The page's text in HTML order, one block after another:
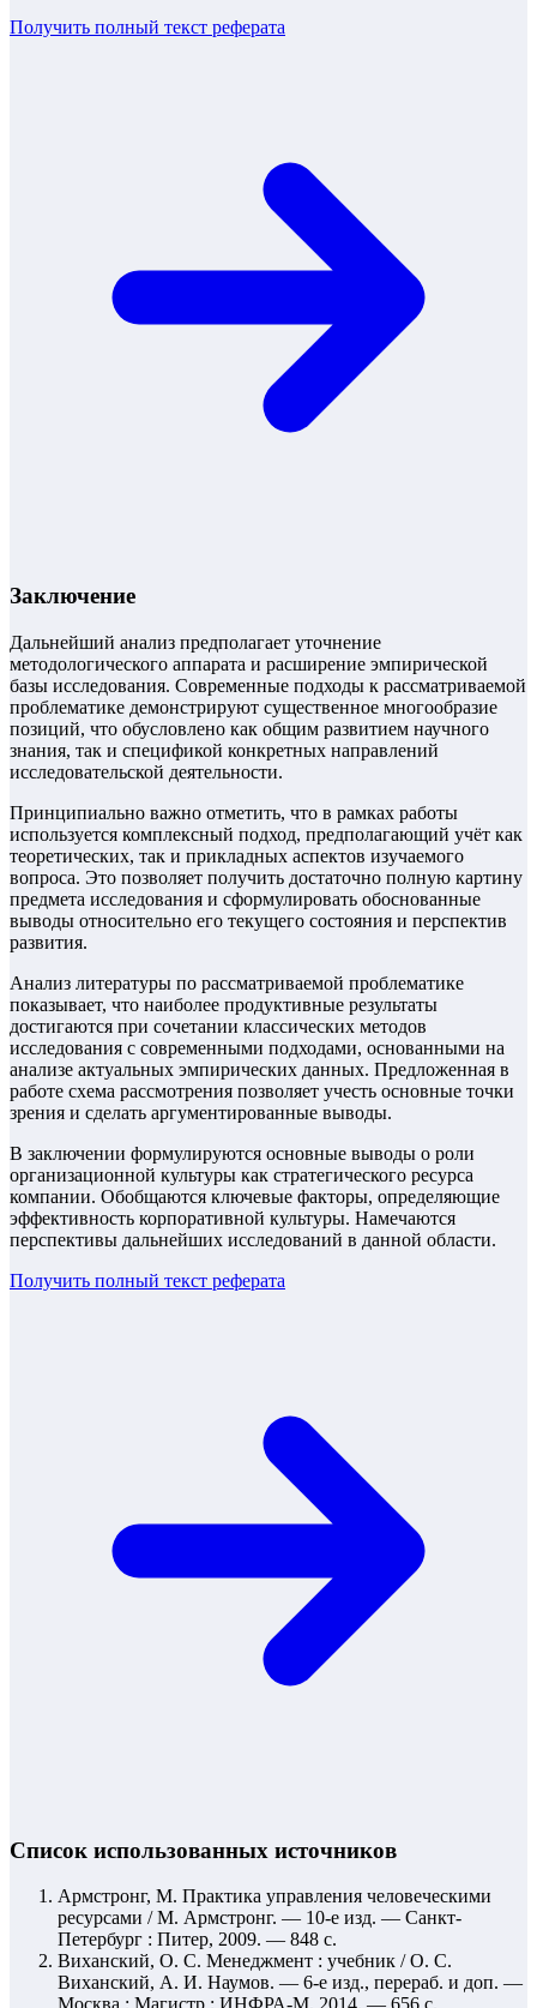
Получить полный текст реферата
Заключение
Дальнейший анализ предполагает уточнение
методологического аппарата и расширение эмпирической
базы исследования. Современные подходы к рассматриваемой
проблематике демонстрируют существенное многообразие
позиций, что обусловлено как общим развитием научного
знания, так и спецификой конкретных направлений
исследовательской деятельности.
Принципиально важно отметить, что в рамках работы
используется комплексный подход, предполагающий учёт как
теоретических, так и прикладных аспектов изучаемого
вопроса. Это позволяет получить достаточно полную картину
предмета исследования и сформулировать обоснованные
выводы относительно его текущего состояния и перспектив
развития.
Анализ литературы по рассматриваемой проблематике
показывает, что наиболее продуктивные результаты
достигаются при сочетании классических методов
исследования с современными подходами, основанными на
анализе актуальных эмпирических данных. Предложенная в
работе схема рассмотрения позволяет учесть основные точки
зрения и сделать аргументированные выводы.
В заключении формулируются основные выводы о роли
организационной культуры как стратегического ресурса
компании. Обобщаются ключевые факторы, определяющие
эффективность корпоративной культуры. Намечаются
перспективы дальнейших исследований в данной области.
Получить полный текст реферата
Список использованных источников
Армстронг, М. Практика управления человеческими
ресурсами / М. Армстронг. — 10-е изд. — Санкт-
Петербург : Питер, 2009. — 848 с.
Виханский, О. С. Менеджмент : учебник / О. С.
Виханский, А. И. Наумов. — 6-е изд., перераб. и доп. —